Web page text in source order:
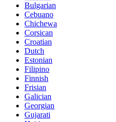
Bulgarian
Cebuano
Chichewa
Corsican
Croatian
Dutch
Estonian
Filipino
Finnish
Frisian
Galician
Georgian
Gujarati